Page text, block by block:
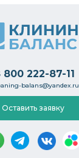
balans@yandex.ru
800 222-87-11
Оставить заявку